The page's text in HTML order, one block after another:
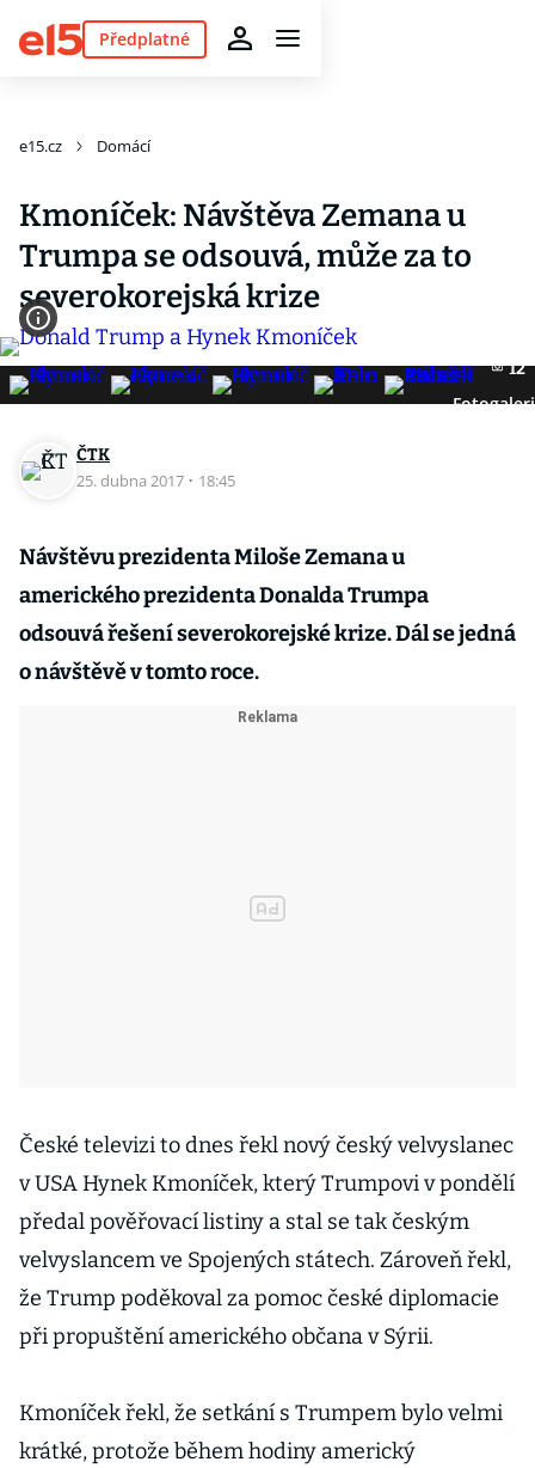
Předplatné
e15.cz Domácí
Kmoníček: Návštěva Zemana u
Trumpa se odsouvá, může za to
severokorejská krize
12
ČTK
25. dubna 2017 · 18:45
Návštěvu prezidenta Miloše Zemana u
amerického prezidenta Donalda Trumpa
odsouvá řešení severokorejské krize. Dál se jedná
o návštěvě v tomto roce.
České televizi to dnes řekl nový český velvyslanec
v USA Hynek Kmoníček, který Trumpovi v pondělí
předal pověřovací listiny a stal se tak českým
velvyslancem ve Spojených státech. Zároveň řekl,
že Trump poděkoval za pomoc české diplomacie
při propuštění amerického občana v Sýrii.
Kmoníček řekl, že setkání s Trumpem bylo velmi
krátké, protože během hodiny americký